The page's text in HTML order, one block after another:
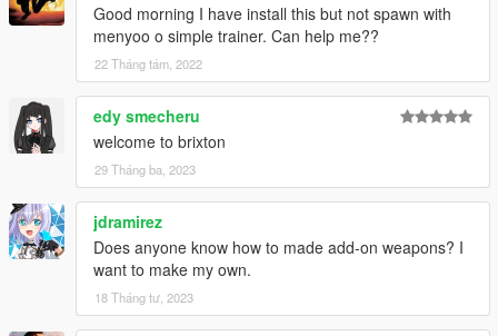
Good morning I have install this but not spawn with
menyoo o simple trainer. Can help me??
22 Tháng tám, 2022
edy smecheru
welcome to brixton
29 Tháng ba, 2023
jdramirez
Does anyone know how to made add-on weapons? I
want to make my own.
18 Tháng tư, 2023